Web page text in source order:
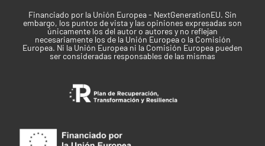
Financiado por la Unión Europea - NextGenerationEU. Sin
embargo, los puntos de vista y las opiniones expresadas son
únicamente los del autor o autores y no reflejan
necesariamente los de la Unión Europea o la Comisión
Europea. Ni la Unión Europea ni la Comisión Europea pueden
ser consideradas responsables de las mismas